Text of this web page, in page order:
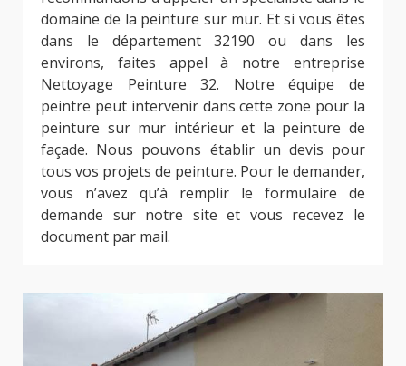
domaine de la peinture sur mur. Et si vous êtes
dans le département 32190 ou dans les
environs, faites appel à notre entreprise
Nettoyage Peinture 32. Notre équipe de
peintre peut intervenir dans cette zone pour la
peinture sur mur intérieur et la peinture de
façade. Nous pouvons établir un devis pour
tous vos projets de peinture. Pour le demander,
vous n’avez qu’à remplir le formulaire de
demande sur notre site et vous recevez le
document par mail.